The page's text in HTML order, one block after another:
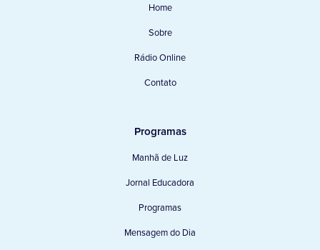
Home
Sobre
Rádio Online
Contato
Programas
Manhã de Luz
Jornal Educadora
Programas
Mensagem do Dia